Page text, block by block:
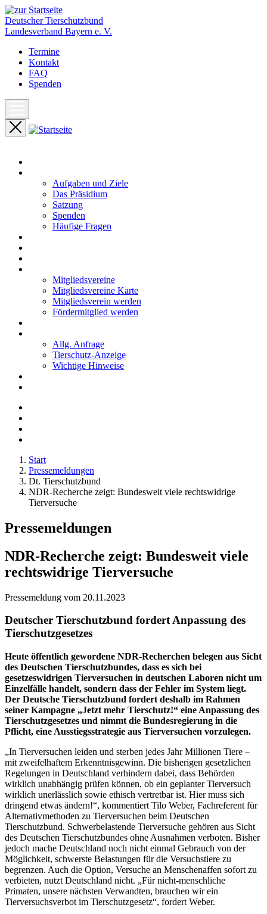
Deutscher Tierschutzbund
Landesverband Bayern e. V.
Termine
Kontakt
FAQ
Spenden
Aufgaben und Ziele
Das Präsidium
Satzung
Spenden
Häufige Fragen
Mitgliedsvereine
Mitgliedsvereine Karte
Mitgliedsverein werden
Fördermitglied werden
Allg. Anfrage
Tierschutz-Anzeige
Wichtige Hinweise
Start
Pressemeldungen
Dt. Tierschutzbund
NDR-Recherche zeigt: Bundesweit viele rechtswidrige
Tierversuche
Pressemeldungen
NDR-Recherche zeigt: Bundesweit viele
rechtswidrige Tierversuche
Pressemeldung vom 20.11.2023
Deutscher Tierschutzbund fordert Anpassung des
Tierschutzgesetzes
Heute öffentlich gewordene NDR-Recherchen belegen aus Sicht
des Deutschen Tierschutzbundes, dass es sich bei
gesetzeswidrigen Tierversuchen in deutschen Laboren nicht um
Einzelfälle handelt, sondern dass der Fehler im System liegt.
Der Deutsche Tierschutzbund fordert deshalb im Rahmen
seiner Kampagne „Jetzt mehr Tierschutz!“ eine Anpassung des
Tierschutzgesetzes und nimmt die Bundesregierung in die
Pflicht, eine Ausstiegsstrategie aus Tierversuchen vorzulegen.
„In Tierversuchen leiden und sterben jedes Jahr Millionen Tiere –
mit zweifelhaftem Erkenntnisgewinn. Die bisherigen gesetzlichen
Regelungen in Deutschland verhindern dabei, dass Behörden
wirklich unabhängig prüfen können, ob ein geplanter Tierversuch
wirklich unerlässlich sowie ethisch vertretbar ist. Hier muss sich
dringend etwas ändern!“, kommentiert Tilo Weber, Fachreferent für
Alternativmethoden zu Tierversuchen beim Deutschen
Tierschutzbund. Schwerbelastende Tierversuche gehören aus Sicht
des Deutschen Tierschutzbundes ohne Ausnahmen verboten. Bisher
jedoch mache Deutschland noch nicht einmal Gebrauch von der
Möglichkeit, schwerste Belastungen für die Versuchstiere zu
begrenzen. Auch die Option, Versuche an Menschenaffen sofort zu
verbieten, nutzt Deutschland nicht. „Für nicht-menschliche
Primaten, unsere nächsten Verwandten, brauchen wir ein
Tierversuchsverbot im Tierschutzgesetz“, fordert Weber.